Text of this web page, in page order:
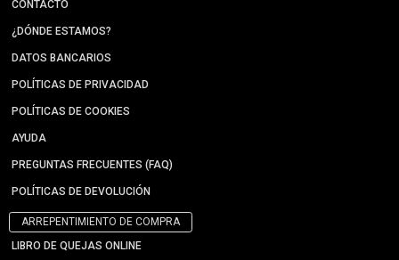
CONTACTO
¿DÓNDE ESTAMOS?
DATOS BANCARIOS
POLÍTICAS DE PRIVACIDAD
POLÍTICAS DE COOKIES
AYUDA
PREGUNTAS FRECUENTES (FAQ)
POLÍTICAS DE DEVOLUCIÓN
ARREPENTIMIENTO DE COMPRA
LIBRO DE QUEJAS ONLINE